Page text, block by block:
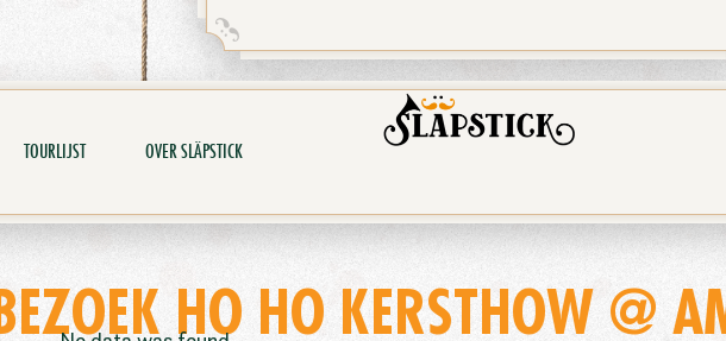
TOURLIJST OVER SLÄPSTICK
BEZOEK HO HO KERSTHOW @